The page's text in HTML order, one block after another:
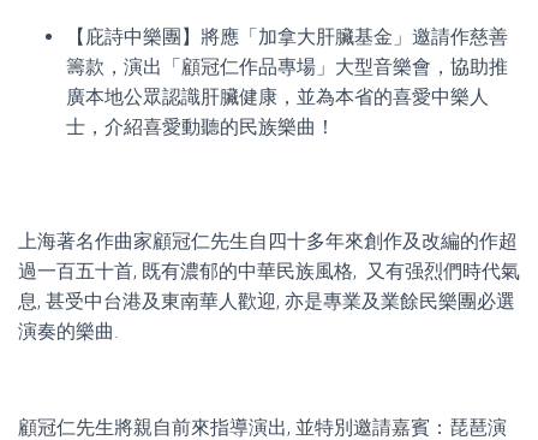
【庇詩中樂團】將應「加拿大肝臟基金」邀請作慈善
籌款，演出「顧冠仁作品專場」大型音樂會，協助推
廣本地公眾認識肝臟健康，並為本省的喜愛中樂人
士，介紹喜愛動聽的民族樂曲！
上海著名作曲家顧冠仁先生自四十多年來創作及改編的作超
過一百五十首, 既有濃郁的中華民族風格, 又有强烈們時代氣
息, 甚受中台港及東南華人歡迎, 亦是專業及業餘民樂團必選
演奏的樂曲.
顧冠仁先生將親自前來指導演出, 並特別邀請嘉賓：琵琶演